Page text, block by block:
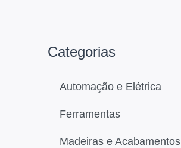
Categorias
Automação e Elétrica
Ferramentas
Madeiras e Acabamentos